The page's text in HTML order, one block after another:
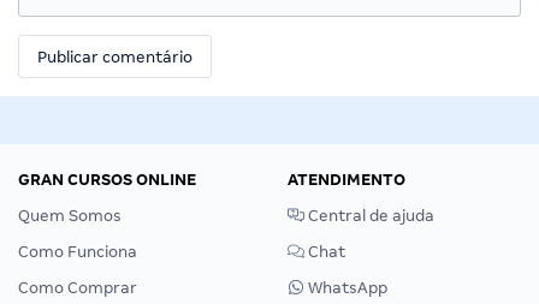
GRAN CURSOS ONLINE
Quem Somos
Como Funciona
Como Comprar
ATENDIMENTO
Central de ajuda
Chat
WhatsApp